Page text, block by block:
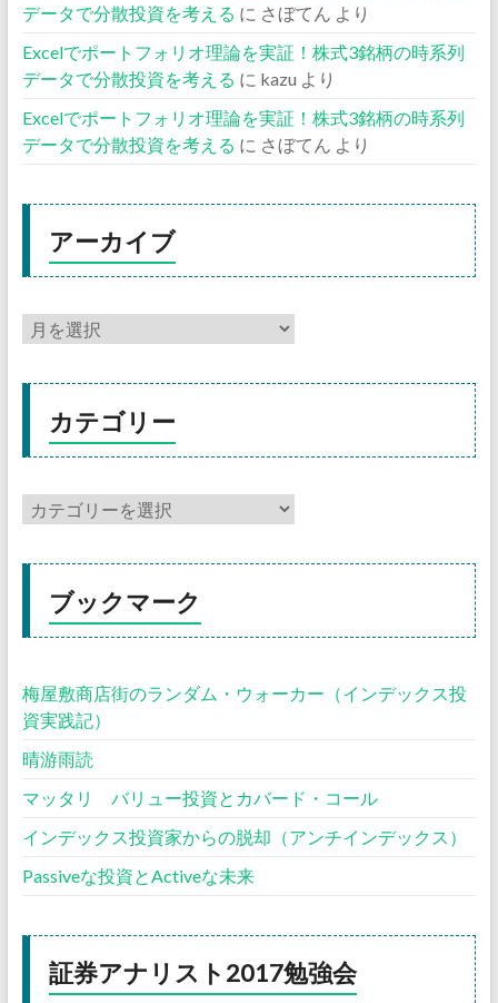
データで分散投資を考える に さぼてん より
Excelでポートフォリオ理論を実証！株式3銘柄の時系列
データで分散投資を考える に kazu より
Excelでポートフォリオ理論を実証！株式3銘柄の時系列
データで分散投資を考える に さぼてん より
アーカイブ
カテゴリー
ブックマーク
梅屋敷商店街のランダム・ウォーカー（インデックス投
資実践記）
晴游雨読
マッタリ バリュー投資とカバード・コール
インデックス投資家からの脱却（アンチインデックス）
Passiveな投資とActiveな未来
証券アナリスト2017勉強会